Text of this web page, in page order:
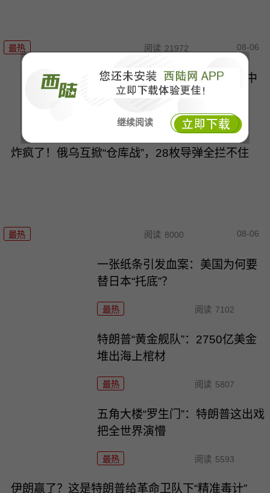
继续阅读
最热 阅读 21972 08-06
五角大楼这操作！美军报告称中
国导弹不如伊朗？
最热 阅读 11324
炸疯了！俄乌互掀“仓库战”，28枚导弹全拦不住
最热 阅读 8000 08-06
一张纸条引发血案：美国为何要
替日本“托底”？
最热 阅读 7102
特朗普“黄金舰队”：2750亿美金
堆出海上棺材
最热 阅读 5807
五角大楼“罗生门”：特朗普这出戏
把全世界演懵
最热 阅读 5593
伊朗赢了？这是特朗普给革命卫队下“精准毒计”